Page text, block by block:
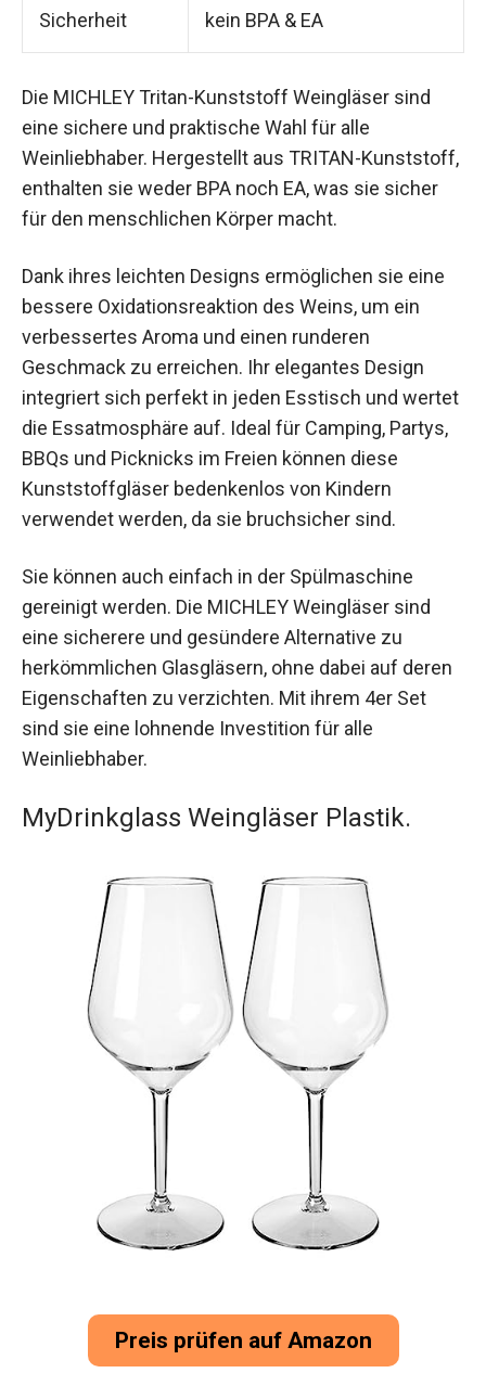
Sicherheit kein BPA & EA
Die MICHLEY Tritan-Kunststoff Weingläser sind
eine sichere und praktische Wahl für alle
Weinliebhaber. Hergestellt aus TRITAN-Kunststoff,
enthalten sie weder BPA noch EA, was sie sicher
für den menschlichen Körper macht.
Dank ihres leichten Designs ermöglichen sie eine
bessere Oxidationsreaktion des Weins, um ein
verbessertes Aroma und einen runderen
Geschmack zu erreichen. Ihr elegantes Design
integriert sich perfekt in jeden Esstisch und wertet
die Essatmosphäre auf. Ideal für Camping, Partys,
BBQs und Picknicks im Freien können diese
Kunststoffgläser bedenkenlos von Kindern
verwendet werden, da sie bruchsicher sind.
Sie können auch einfach in der Spülmaschine
gereinigt werden. Die MICHLEY Weingläser sind
eine sicherere und gesündere Alternative zu
herkömmlichen Glasgläsern, ohne dabei auf deren
Eigenschaften zu verzichten. Mit ihrem 4er Set
sind sie eine lohnende Investition für alle
Weinliebhaber.
MyDrinkglass Weingläser Plastik.
Preis prüfen auf Amazon